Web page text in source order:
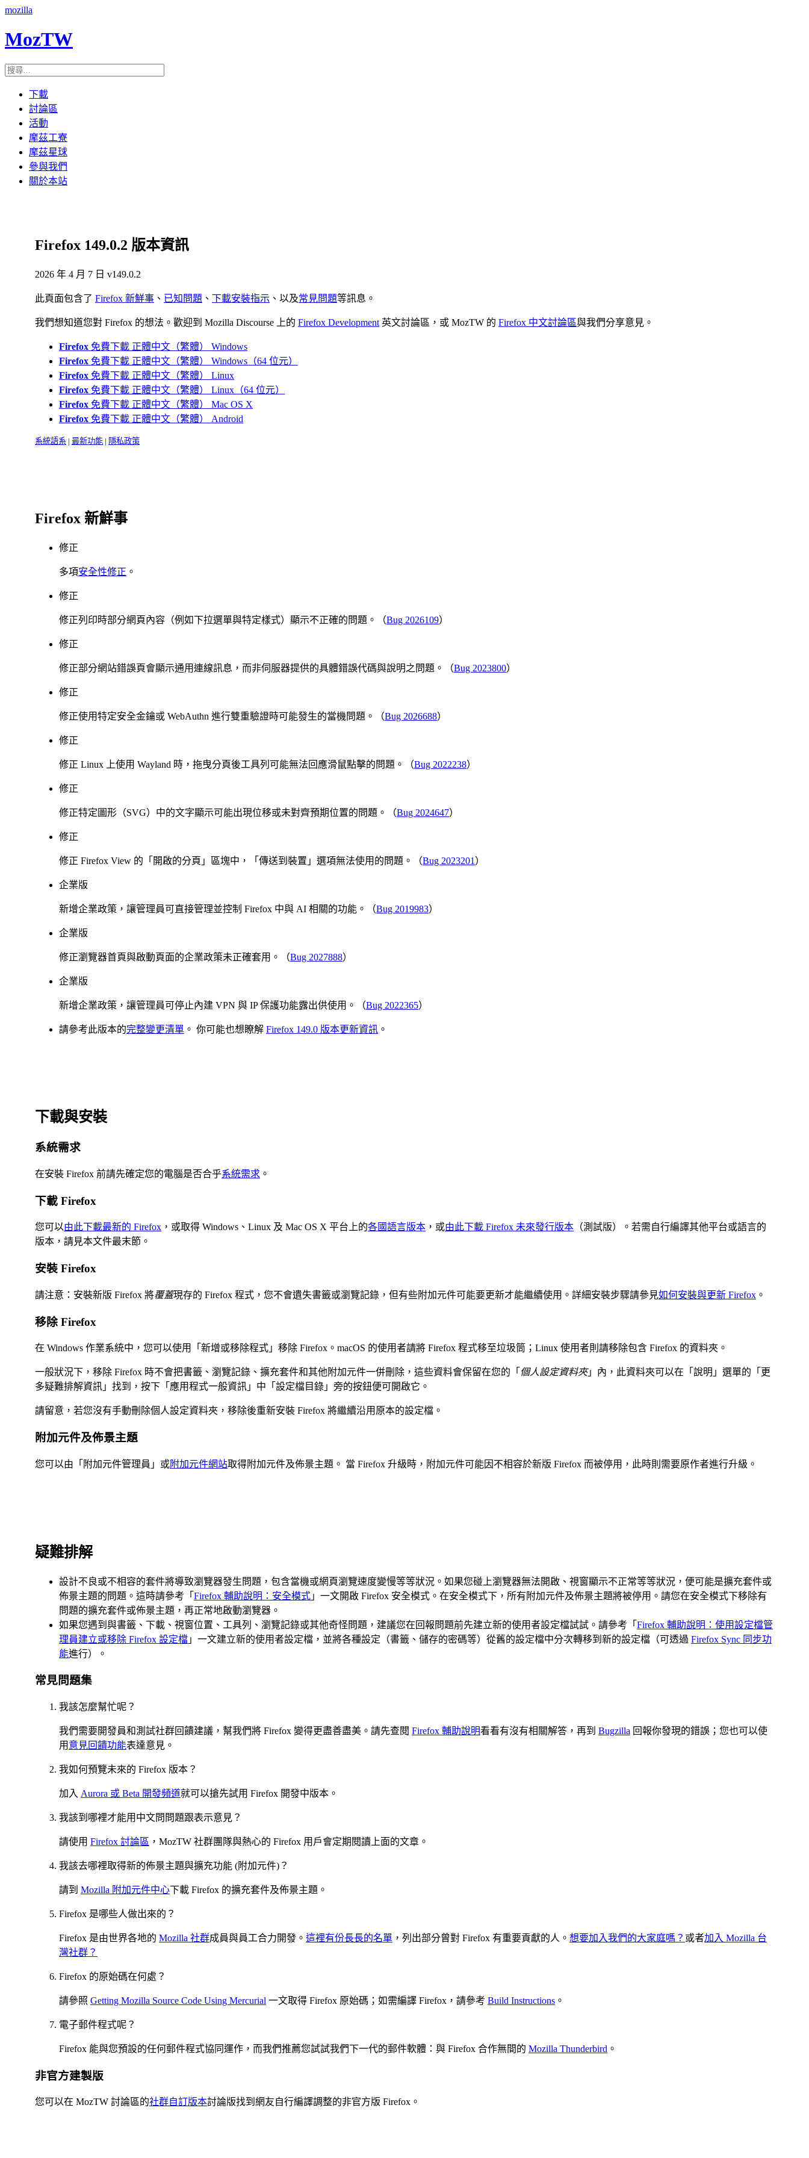
mozilla
MozTW
下載
討論區
活動
摩茲工寮
摩茲星球
參與我們
關於本站
Firefox 149.0.2 版本資訊
2026 年 4 月 7 日 v149.0.2
此頁面包含了 Firefox 新鮮事 、 已知問題 、 下載安裝指示 、以及常見問題等訊息。
我們想知道您對 Firefox 的想法。歡迎到 Mozilla Discourse 上的 Firefox Development 英文討論區，或 MozTW 的 Firefox 中文討論區與我們分享意見。
Firefox 免費下載 正體中文（繁體）
Windows
Firefox 免費下載 正體中文（繁體）
Windows（64 位元）
Firefox 免費下載 正體中文（繁體）
Linux
Firefox 免費下載 正體中文（繁體）
Linux（64 位元）
Firefox 免費下載 正體中文（繁體）
Mac OS X
Firefox 免費下載 正體中文（繁體） Android
系統語系 | 最新功能 | 隱私政策
Firefox 新鮮事
修正
多項安全性修正 。
修正
修正列印時部分網頁內容（例如下拉選單與特定樣式）顯示不正確的問題。（Bug 2026109）
修正
修正部分網站錯誤頁會顯示通用連線訊息，而非伺服器提供的具體錯誤代碼與說明之問題。（Bug 2023800）
修正
修正使用特定安全金鑰或 WebAuthn 進行雙重驗證時可能發生的當機問題。（Bug 2026688）
修正
修正 Linux 上使用 Wayland 時，拖曳分頁後工具列可能無法回應滑鼠點擊的問題。（Bug 2022238）
修正
修正特定圖形（SVG）中的文字顯示可能出現位移或未對齊預期位置的問題。（Bug 2024647）
修正
修正 Firefox View 的「開啟的分頁」區塊中，「傳送到裝置」選項無法使用的問題。（Bug 2023201 ）
企業版
新增企業政策，讓管理員可直接管理並控制 Firefox 中與 AI 相關的功能。（Bug 2019983）
企業版
修正瀏覽器首頁與啟動頁面的企業政策未正確套用。（Bug 2027888）
企業版
新增企業政策，讓管理員可停止內建 VPN 與 IP 保護功能露出供使用。（Bug 2022365）
請參考此版本的完整變更清單 。 你可能也想瞭解 Firefox 149.0 版本更新資訊 。
下載與安裝
系統需求
在安裝 Firefox 前請先確定您的電腦是否合乎系統需求 。
下載 Firefox
您可以由此下載最新的 Firefox ，或取得 Windows、Linux 及 Mac OS X 平台上的各國語言版本 ，或由此下載 Firefox 未來發行版本 （測試版）。若需自行編譯其他平台或語言的
版本，請見本文件最末節。
安裝 Firefox
請注意：安裝新版 Firefox 將覆蓋現存的 Firefox 程式，您不會遺失書籤或瀏覽記錄，但有些附加元件可能要更新才能繼續使用。詳細安裝步驟請參見如何安裝與更新 Firefox 。
移除 Firefox
在 Windows 作業系統中，您可以使用「新增或移除程式」移除 Firefox。macOS 的使用者請將 Firefox 程式移至垃圾筒；Linux 使用者則請移除包含 Firefox 的資料夾。
一般狀況下，移除 Firefox 時不會把書籤、瀏覽記錄、擴充套件和其他附加元件一併刪除，這些資料會保留在您的「 個人設定資料夾」內，此資料夾可以在「 說明 」選單的「 更
多疑難排解資訊 」找到，按下「 應用程式一般資訊 」中「設定檔目錄」旁的按鈕便可開啟它。
請留意，若您沒有手動刪除個人設定資料夾，移除後重新安裝 Firefox 將繼續沿用原本的設定檔。
附加元件及佈景主題
您可以由「附加元件管理員」或附加元件網站取得附加元件及佈景主題。 當 Firefox 升級時，附加元件可能因不相容於新版 Firefox 而被停用，此時則需要原作者進行升級。
疑難排解
設計不良或不相容的套件將導致瀏覽器發生問題，包含當機或網頁瀏覽速度變慢等等狀況。如果您碰上瀏覽器無法開啟、視窗顯示不正常等等狀況，便可能是擴充套件或
佈景主題的問題。這時請參考「 Firefox 輔助說明：安全模式 」一文開啟 Firefox 安全模式。在安全模式下，所有附加元件及佈景主題將被停用。請您在安全模式下移除有
問題的擴充套件或佈景主題，再正常地啟動瀏覽器。
如果您遇到與書籤、下載、視窗位置、工具列、瀏覽記錄或其他奇怪問題，建議您在回報問題前先建立新的使用者設定檔試試。請參考「 Firefox 輔助說明：使用設定檔管
理員建立或移除 Firefox 設定檔 」一文建立新的使用者設定檔，並將各種設定（書籤、儲存的密碼等）從舊的設定檔中分次轉移到新的設定檔（可透過 Firefox Sync 同步功
能進行）。
常見問題集
我該怎麼幫忙呢？
我們需要開發員和測試社群回饋建議，幫我們將 Firefox 變得更盡善盡美。請先查閱 Firefox 輔助說明看看有沒有相關解答，再到 Bugzilla 回報你發現的錯誤；您也可以使
用 意見回饋功能表達意見。
我如何預覽未來的 Firefox 版本？
加入 Aurora 或 Beta 開發頻道就可以搶先試用 Firefox 開發中版本。
我該到哪裡才能用中文問問題跟表示意見？
請使用 Firefox 討論區 ，MozTW 社群團隊與熱心的 Firefox 用戶會定期閱讀上面的文章。
我該去哪裡取得新的佈景主題與擴充功能 (附加元件)？
請到 Mozilla 附加元件中心下載 Firefox 的擴充套件及佈景主題。
Firefox 是哪些人做出來的？
Firefox 是由世界各地的 Mozilla 社群成員與員工合力開發。 這裡有份長長的名單 ，列出部分曾對 Firefox 有重要貢獻的人。 想要加入我們的大家庭嗎？ 或者加入 Mozilla 台
灣社群？
Firefox 的原始碼在何處？
請參照 Getting Mozilla Source Code Using Mercurial 一文取得 Firefox 原始碼；如需編譯 Firefox，請參考 Build Instructions 。
電子郵件程式呢？
Firefox 能與您預設的任何郵件程式協同運作，而我們推薦您試試我們下一代的郵件軟體：與 Firefox 合作無間的 Mozilla Thunderbird 。
非官方建製版
您可以在 MozTW 討論區的社群自訂版本討論版找到網友自行編譯調整的非官方版 Firefox。